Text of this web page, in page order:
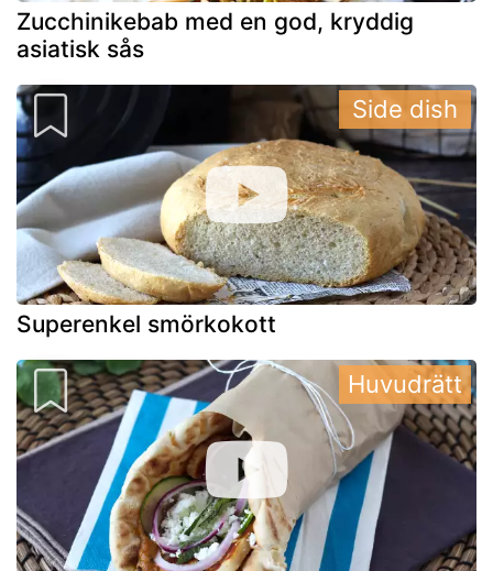
Zucchinikebab med en god, kryddig
asiatisk sås
Superenkel smörkokott
Side dish
Huvudrätt